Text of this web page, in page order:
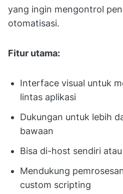
yang ingin mengontrol
otomatisasi.
Fitur utama:
Interface visual untuk
lintas aplikasi
Dukungan untuk lebih
bawaan
Bisa di-host sendiri
Mendukung
custom scripting